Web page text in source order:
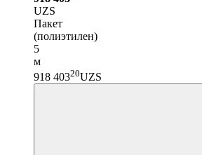
UZS
Пакет
(полиэтилен)
5
м
918 40320UZS